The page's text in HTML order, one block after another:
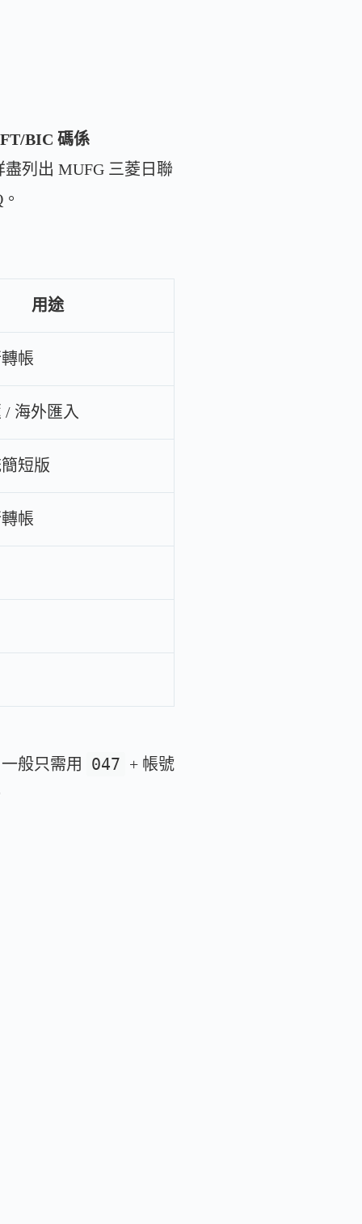
BIC 碼係
盡列出 MUFG 三菱日聯
用途
帳
/ 海外匯入
短版
帳
般只需用 047 + 帳號